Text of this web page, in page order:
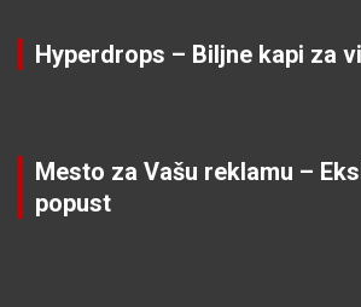
Hyperdrops – Biljne kapi za
Mesto za Vašu reklamu –
popust